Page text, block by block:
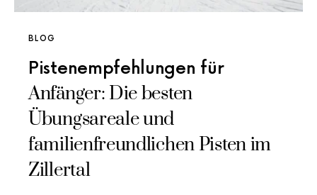
BLOG
Pistenempfehlungen für
Anfänger: Die besten
Übungsareale und
familienfreundlichen Pisten im
Zillertal